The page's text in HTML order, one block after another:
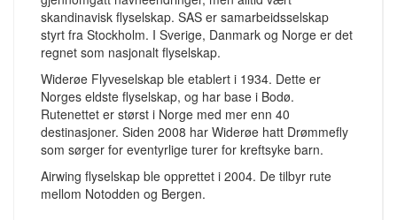
skandinavisk flyselskap. SAS er samarbeidsselskap
styrt fra Stockholm. I Sverige, Danmark og Norge er det
regnet som nasjonalt flyselskap.
Widerøe Flyveselskap ble etablert i 1934. Dette er
Norges eldste flyselskap, og har base i Bodø.
Rutenettet er størst i Norge med mer enn 40
destinasjoner. Siden 2008 har Widerøe hatt Drømmefly
som sørger for eventyrlige turer for kreftsyke barn.
Airwing flyselskap ble opprettet i 2004. De tilbyr rute
mellom Notodden og Bergen.